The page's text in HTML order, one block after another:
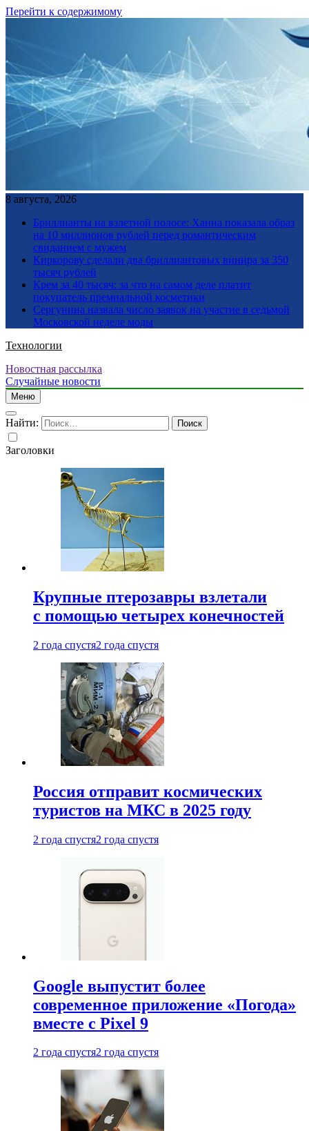
Перейти к содержимому
8 августа, 2026
Бриллианты на взлетной полосе: Ханна показала образ
на 10 миллионов рублей перед романтическим
свиданием с мужем
Киркорову сделали два бриллиантовых винира за 350
тысяч рублей
Крем за 40 тысяч: за что на самом деле платит
покупатель премиальной косметики
Сергунина назвала число заявок на участие в седьмой
Московской неделе моды
Технологии
Новостная рассылка
Случайные новости
Меню
Найти:
Заголовки
Крупные птерозавры взлетали
с помощью четырех конечностей
2 года спустя2 года спустя
Россия отправит космических
туристов на МКС в 2025 году
2 года спустя2 года спустя
Google выпустит более
современное приложение «Погода»
вместе с Pixel 9
2 года спустя2 года спустя